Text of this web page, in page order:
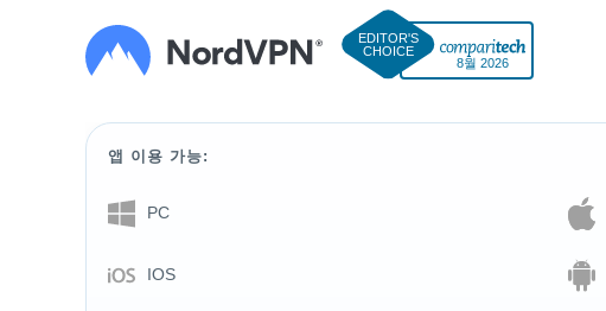
8월 2026
앱 이용 가능:
PC
IOS